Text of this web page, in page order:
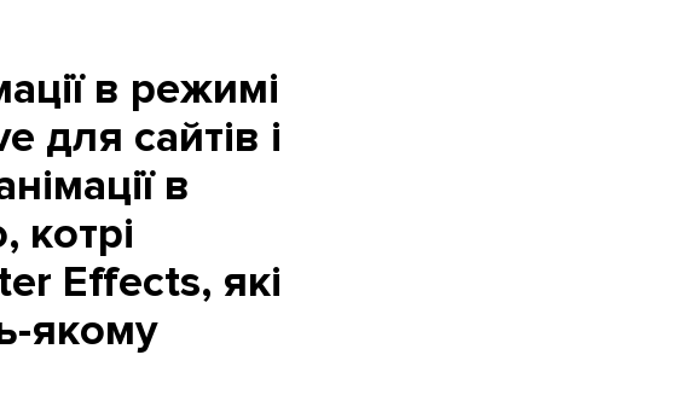
в режимі
для сайтів і
в
котрі
Effects, які
якому